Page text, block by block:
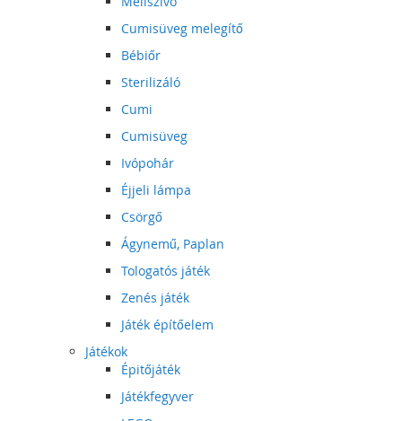
Cumisüveg melegítő
Bébiőr
Sterilizáló
Cumi
Cumisüveg
Ivópohár
Éjjeli lámpa
Csörgő
Ágynemű, Paplan
Tologatós játék
Zenés játék
Játék építőelem
Játékok
Épitőjáték
Játékfegyver